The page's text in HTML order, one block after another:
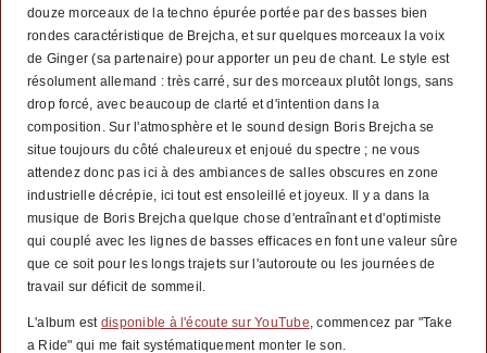
douze morceaux de la techno épurée portée par des basses bien
rondes caractéristique de Brejcha, et sur quelques morceaux la voix
de Ginger (sa partenaire) pour apporter un peu de chant. Le style est
résolument allemand : très carré, sur des morceaux plutôt longs, sans
drop forcé, avec beaucoup de clarté et d'intention dans la
composition. Sur l'atmosphère et le sound design Boris Brejcha se
situe toujours du côté chaleureux et enjoué du spectre ; ne vous
attendez donc pas ici à des ambiances de salles obscures en zone
industrielle décrépie, ici tout est ensoleillé et joyeux. Il y a dans la
musique de Boris Brejcha quelque chose d'entraînant et d'optimiste
qui couplé avec les lignes de basses efficaces en font une valeur sûre
que ce soit pour les longs trajets sur l'autoroute ou les journées de
travail sur déficit de sommeil.
L'album est disponible à l'écoute sur YouTube, commencez par "Take
a Ride" qui me fait systématiquement monter le son.